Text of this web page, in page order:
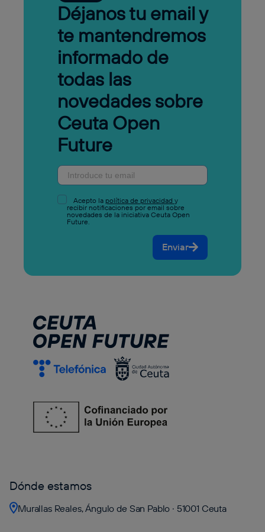
Déjanos tu email y
te mantendremos
informado de
todas las
novedades sobre
Ceuta Open
Future
Acepto la política de privacidad y
recibir notificaciones por email sobre
novedades de la iniciativa Ceuta Open
Future.
Enviar
Dónde estamos
Murallas Reales, Ángulo de San Pablo · 51001 Ceuta